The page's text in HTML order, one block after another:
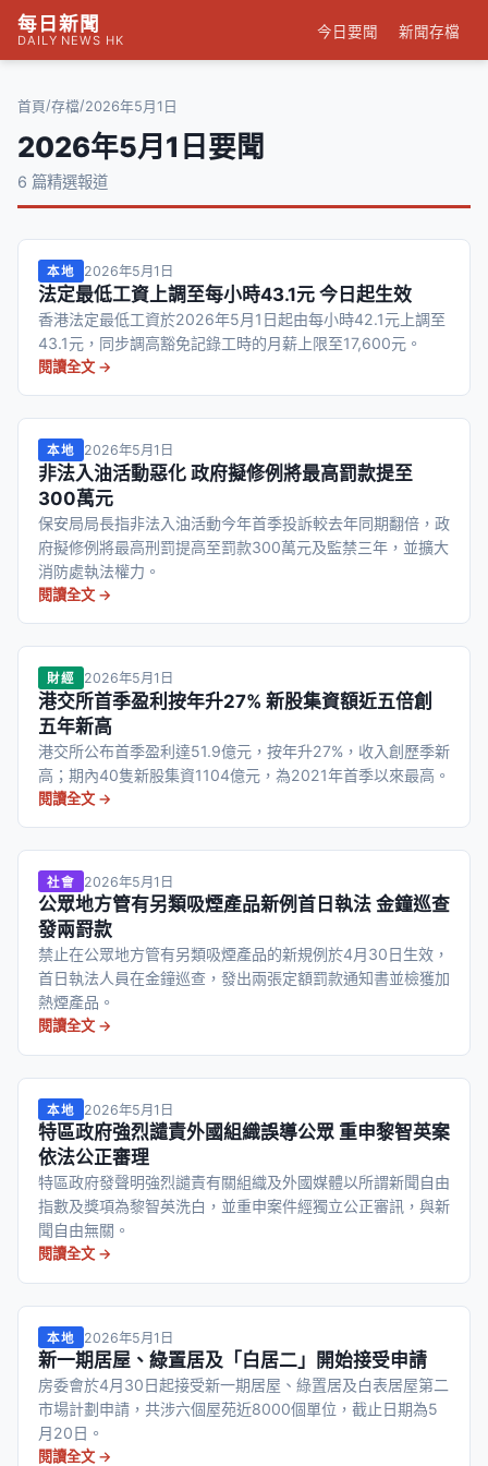
每日新聞
DAILY NEWS HK
今日要聞 新聞存檔
首頁/存檔/2026年5月1日
2026年5月1日要聞
6 篇精選報道
本地 2026年5月1日
法定最低工資上調至每小時43.1元 今日起生效
香港法定最低工資於2026年5月1日起由每小時42.1元上調至
43.1元，同步調高豁免記錄工時的月薪上限至17,600元。
閱讀全文 →
本地 2026年5月1日
非法入油活動惡化 政府擬修例將最高罰款提至
300萬元
保安局局長指非法入油活動今年首季投訴較去年同期翻倍，政
府擬修例將最高刑罰提高至罰款300萬元及監禁三年，並擴大
消防處執法權力。
閱讀全文 →
財經 2026年5月1日
港交所首季盈利按年升27% 新股集資額近五倍創
五年新高
港交所公布首季盈利達51.9億元，按年升27%，收入創歷季新
高；期內40隻新股集資1104億元，為2021年首季以來最高。
閱讀全文 →
社會 2026年5月1日
公眾地方管有另類吸煙產品新例首日執法 金鐘巡查
發兩罸款
禁止在公眾地方管有另類吸煙產品的新規例於4月30日生效，
首日執法人員在金鐘巡查，發出兩張定額罰款通知書並檢獲加
熱煙產品。
閱讀全文 →
本地 2026年5月1日
特區政府強烈譴責外國組織誤導公眾 重申黎智英案
依法公正審理
特區政府發聲明強烈譴責有關組織及外國媒體以所謂新聞自由
指數及獎項為黎智英洗白，並重申案件經獨立公正審訊，與新
聞自由無關。
閱讀全文 →
本地 2026年5月1日
新一期居屋、綠置居及「白居二」開始接受申請
房委會於4月30日起接受新一期居屋、綠置居及白表居屋第二
市場計劃申請，共涉六個屋苑近8000個單位，截止日期為5
月20日。
閱讀全文 →